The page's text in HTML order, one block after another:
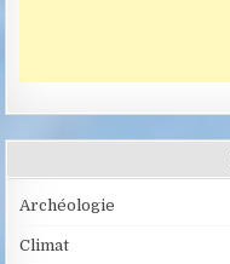
Archéologie
Climat